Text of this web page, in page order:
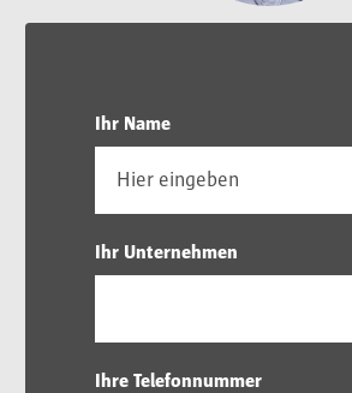
Ihr Name
Ihr Unternehmen
Ihre Telefonnummer